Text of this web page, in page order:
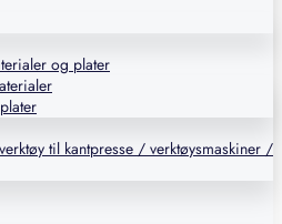
og plater
til kantpresse / verktøysmaskiner /